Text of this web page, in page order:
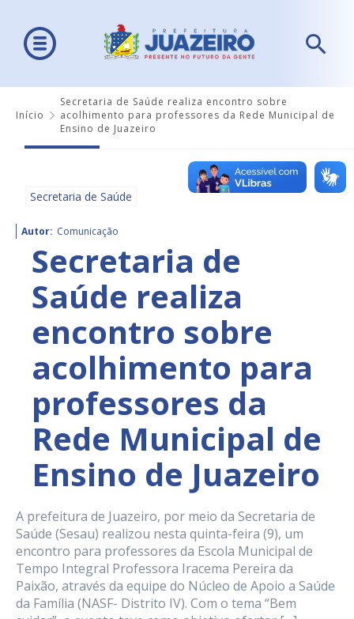
Início
Secretaria de Saúde realiza encontro sobre
acolhimento para professores da Rede Municipal de
Ensino de Juazeiro
Secretaria de Saúde
Autor: Comunicação
Secretaria de
Saúde realiza
encontro sobre
acolhimento para
professores da
Rede Municipal de
Ensino de Juazeiro
A prefeitura de Juazeiro, por meio da Secretaria de
Saúde (Sesau) realizou nesta quinta-feira (9), um
encontro para professores da Escola Municipal de
Tempo Integral Professora Iracema Pereira da
Paixão, através da equipe do Núcleo de Apoio a Saúde
da Família (NASF- Distrito IV). Com o tema “Bem